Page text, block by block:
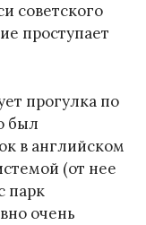
советского
проступает
прогулка по
был
в английском
(от нее
парк
очень